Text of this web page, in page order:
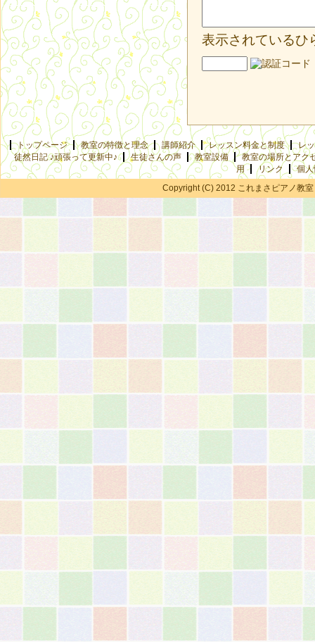
表示されているひ
トップページ 教室の特徴と理念 講師紹介 レッスン料金と制度
レ
徒然日記 ♪頑張って更新中♪
生徒さんの声 教室設備
教室の場所とアク
用
リンク
個
Copyright (C) 2012 これまさピアノ教